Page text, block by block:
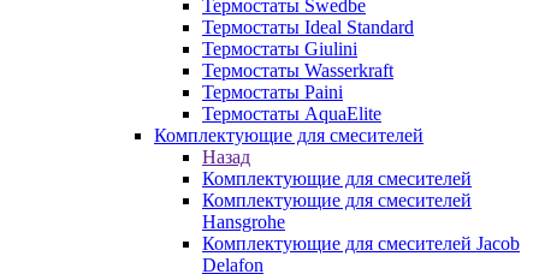
Термостаты Swedbe
Термостаты Ideal Standard
Термостаты Giulini
Термостаты Wasserkraft
Термостаты Paini
Термостаты AquaElite
Комплектующие для смесителей
Назад
Комплектующие для смесителей
Комплектующие для смесителей
Hansgrohe
Комплектующие для смесителей Jacob
Delafon